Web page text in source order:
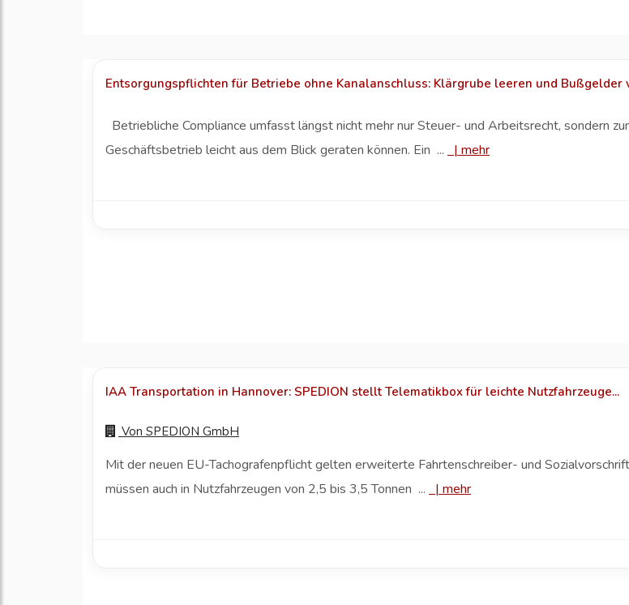
Entsorgungspflichten für Betriebe ohne Kanalanschluss: Klärgrube leeren und Bußgelder
Betriebliche Compliance umfasst längst nicht mehr nur Steuer- und Arbeitsrecht, sondern
Geschäftsbetrieb leicht aus dem Blick geraten können. Ein ... |mehr
IAA Transportation in Hannover: SPEDION stellt Telematikbox für leichte Nutzfahrzeuge...
Von SPEDION GmbH
Mit der neuen EU-Tachografenpflicht gelten erweiterte Fahrtenschreiber- und
müssen auch in Nutzfahrzeugen von 2,5 bis 3,5 Tonnen ... |mehr